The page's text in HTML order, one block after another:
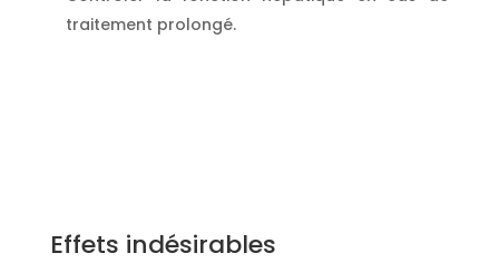
traitement prolongé.
Effets indésirables